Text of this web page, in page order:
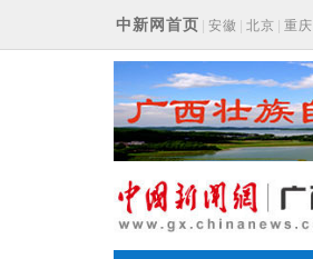
中新网首页 安徽 北京 重庆